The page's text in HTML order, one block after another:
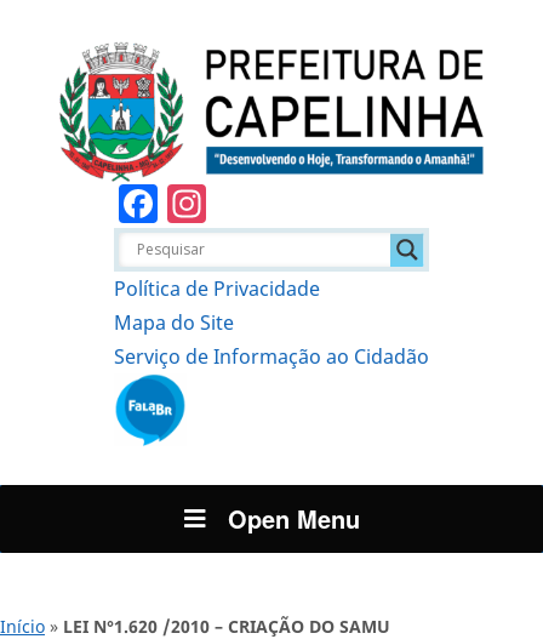
Facebook
Política de Privacidade
Mapa do Site
Serviço de Informação ao Cidadão
Open Menu
Início » LEI N°1.620 /2010 – CRIAÇÃO DO SAMU